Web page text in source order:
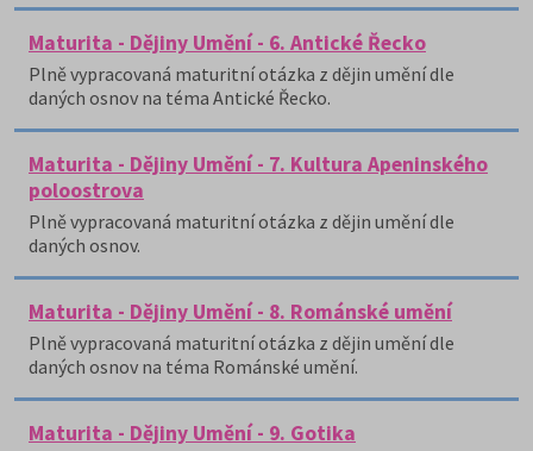
Maturita - Dějiny Umění - 6. Antické Řecko
Plně vypracovaná maturitní otázka z dějin umění dle
daných osnov na téma Antické Řecko.
Maturita - Dějiny Umění - 7. Kultura Apeninského
poloostrova
Plně vypracovaná maturitní otázka z dějin umění dle
daných osnov.
Maturita - Dějiny Umění - 8. Románské umění
Plně vypracovaná maturitní otázka z dějin umění dle
daných osnov na téma Románské umění.
Maturita - Dějiny Umění - 9. Gotika